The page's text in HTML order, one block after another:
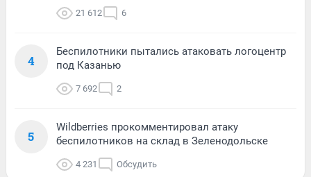
21 612 6
4
Беспилотники пытались атаковать логоцентр
под Казанью
7 692 2
5
Wildberries прокомментировал атаку
беспилотников на склад в Зеленодольске
4 231 Обсудить